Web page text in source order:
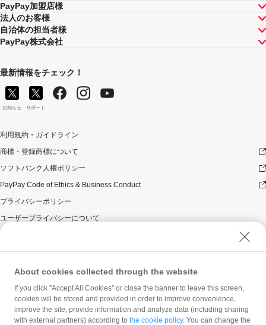
PayPay加盟店様
法人のお客様
自治体の担当者様
PayPay株式会社
最新情報をチェック！
お知らせ サポート
利用規約・ガイドライン
商標・登録商標について
ソフトバンク人権ポリシー
PayPay Code of Ethics & Business Conduct
プライバシーポリシー
ユーザープライバシーについて
ウェブサイト利用規約
反社会的勢力に対する方針
勧誘方針
マネロン等基本方針
カスタマーハラスメントに関する当社の考え方
About cookies collected through the website
If you click "Accept All Cookies" or close the banner to leave this screen,
cookies will be stored and provided in order to improve convenience,
improve the site, provide information and analyze data (including sharing
with external partners) according to the cookie policy. You can change the